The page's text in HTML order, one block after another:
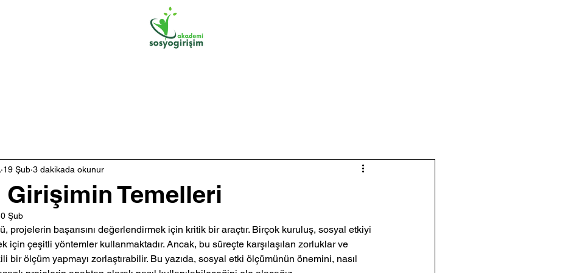
Girişimin Temelleri
19 Şub 3 dakikada okunur
Şub
projelerin başarısını değerlendirmek için kritik bir araçtır. Birçok kuruluş, sosyal etkiyi
için çeşitli yöntemler kullanmaktadır. Ancak, bu süreçte karşılaşılan zorluklar ve
bir ölçüm yapmayı zorlaştırabilir. Bu yazıda, sosyal etki ölçümünün önemini, nasıl